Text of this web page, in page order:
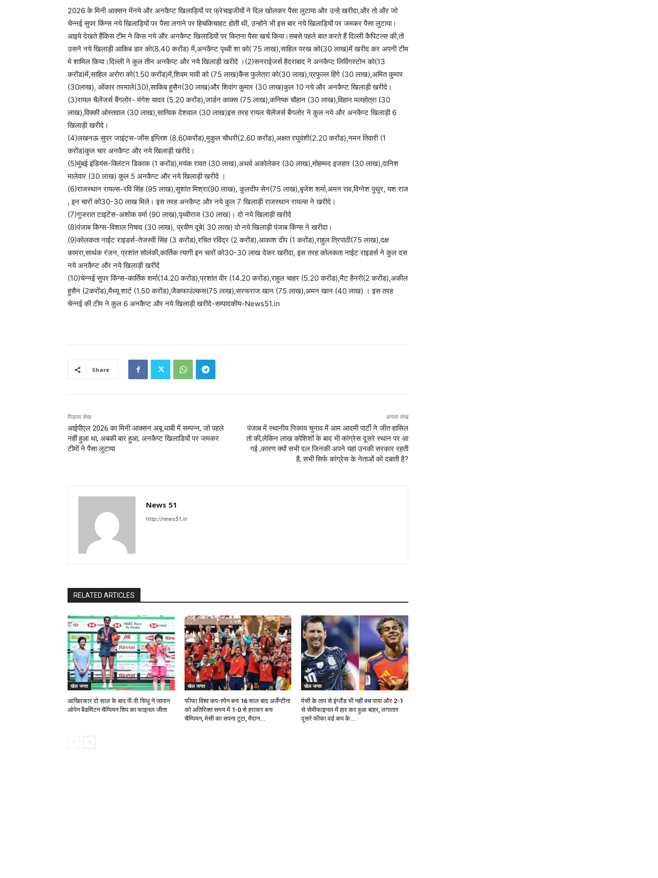
2026 के मिनी आक्सन मेंनये और अनकैप्ट खिलाड़ियों पर फ्रेचाइजीयों ने दिल खोलकर पैसा लुटाया और उन्हे खरीदा,और तो और जो
चेन्नई सुपर किंग्स नये खिलाड़ियों पर पैसा लगाने पर हिचकिचाहट होती थी, उन्होने भी इस बार नये खिलाड़ियों पर जमकर पैसा लुटाया।
आइये देखते हैंकिस टीम ने किस नये और अनकैप्ट खिलाडियों पर कितना पैसा खर्च किया।सबसे पहले बात करते हैं दिल्ली कैपिटल्स की,तो
उसने नये खिलाड़ी आकिब डार को(8.40 करोंड) में,अनकैप्ट पृथ्वी शा को( 75 लाख),साहिल परख को(30 लाख)में खरीद कर अपनी टीम
मे शामिल किया।दिल्ली ने कुल तीन अनकैप्ट और नये खिलाड़ी खरीदे ।(2)सनराईजर्स हैदराबाद ने अनकैप्ट लिविंगस्टोन को(13
करोंड)में,साहिल अरोरा को(1.50 करोंड)में,शिवम मावी को (75 लाख)कैंस फुलेत्रा को(30 लाख),प्रफुल्ल हिंगे (30 लाख),अमित कुमार
(30लाख), ओंकार तरमाले(30),साकिब हुसैन(30 लाख)और शिवांग कुमार (30 लाख)कुल 10 नये और अनकैप्ट खिलाड़ी खरीदे।
(3)रायल चैलेंजर्स बैंगलोर- मंगेश यादव (5.20 करोंड),जार्डन काक्स (75 लाख),कनिष्क चौहान (30 लाख),विहान मलहोत्रा (30
लाख),विक्की ओस्तवाल (30 लाख),सात्विक देशवाल (30 लाख)इस तरह रायल चैलेंजर्स बैंगलोर ने कुल नये और अनकैप्ट खिलाड़ी 6
खिलाड़ी खरीदे।
(4)लखनऊ सुपर जाइंट्स-जोंस इंग्लिश (8.60करोंड),मुकुल चौधरी(2.60 करोंड),अक्षत रघुवंशी(2.20 करोंड),नमन तिवारी (1
करोंड)कुल चार अनकैप्ट और नये खिलाड़ी खरीदे।
(5)मुंबई इंडियंस-क्लिंटन डिकाक (1 करोंड),मयंक रावत (30 लाख),अथर्व अकोलेकर (30 लाख),मोहम्मद इजहार (30 लाख),दानिश
मालेवार (30 लाख) कुल 5 अनकैप्ट और नये खिलाड़ी खरीदे ।
(6)राजस्थान रायल्स-रवि सिंह (95 लाख),सुशांत मिश्रा(90 लाख), कुलदीप सेन(75 लाख),बृजेश शर्मा,अमन राव,विग्नेश पुथुर, यश राज
, इन चारों को30-30 लाख मिले। इस तरह अनकैप्ट और नये कुल 7 खिलाड़ी राजस्थान रायल्स ने खरीदे।
(7)गुजरात टाइटेंस-अशोक वर्मा (90 लाख),पृथ्वीराज (30 लाख)। दो नये खिलाड़ी खरीदे
(8)पंजाब किंग्स-विशाल निषाद (30 लाख), प्रवीण दूबे( 30 लाख) दो नये खिलाड़ी पंजाब किंग्स ने खरीदा।
(9)कोलकता नाईट राइडर्स-तेजस्वी सिंह (3 करोंड),रचित रविंद्र (2 करोंड),आकाश दीप (1 करोंड),राहुल त्रिपाठी(75 लाख),दक्ष
कामरा,सार्थक रंजन, प्रशांत सोलंकी,कार्तिक त्यागी इन चारों को30-30 लाख देकर खरीदा, इस तरह कोलकता नाईट राइडर्स ने कुल दस
नये अनकैप्ट और नये खिलाड़ी खरीदे
(10)चेन्नई सुपर किंग्स-कार्तिक शर्मा(14.20 करोंड),प्रशांत वीर (14.20 करोंड),राहुल चाहर (5.20 करोंड),मैट हैनरी(2 करोंड),अकील
हुसैन (2करोंड),मैथ्यू शार्ट (1.50 करोंड),जैकफाउंल्कस(75 लाख),सरफराज खान (75 लाख),अमन खान (40 लाख) । इस तरह
चेन्नई की टीम ने कुल 6 अनकैप्ट और नये खिलाड़ी खरीदे-सम्पादकीय-News51.in
Share
पिछला लेख
आईपीएल 2026 का मिनी आक्सन अबू धाबी में सम्पन्न, जो पहले
नहीं हुआ था, अबकी बार हुआ, अनकैप्ट खिलाडियों पर जमकर
टीमों ने पैसा लुटाया
अगला लेख
पंजाब में स्थानीय निकाय चुनाव में आम आदमी पार्टी ने जीत हासिल
तो की,लेकिन लाख कोशिशों के बाद भी कांग्रेस दूसरे स्थान पर आ
गई ,कारण क्यों सभी दल जिनकी अपने यहां उनकी सरकार रहती
है, सभी सिर्फ कांग्रेस के नेताओं को दबाती है?
News 51
http://news51.in
RELATED ARTICLES
खेल जगत
आखिरकार दो साल के बाद पी.वी.सिंधु ने जापान
ओपेन बैडमिंटन चैम्पियन शिप का फाइनल जीता
खेल जगत
फीफा विश्व कप-स्पेन बना 16 साल बाद अर्जेन्टीना
को अतिरिक्त समय में 1-0 से हराकर बना
चैम्पियन, मेसी का सपना टूटा, मैदान...
खेल जगत
मेसी के ताप से इंग्लैंड भी नहीं बच पाया और 2-1
से सेमीफाइनल में हार कर हुआ बाहर, लगातार
दूसरे फीफा वर्ड कप के...